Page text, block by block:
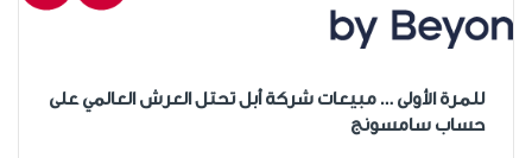
للمرة الأولى … مبيعات شركة أبل تحتل العرش العالمي على
حساب سامسونج